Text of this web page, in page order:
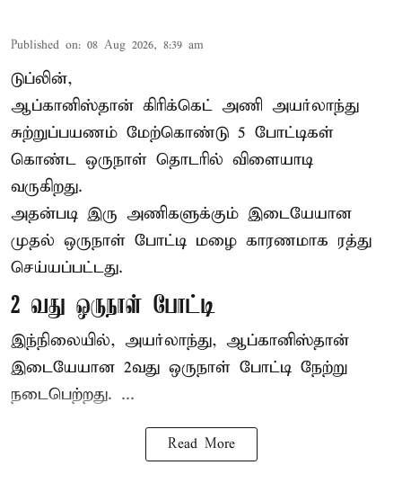
Published on: 08 Aug 2026, 8:39 am
டுப்லின்,
ஆப்கானிஸ்தான் கிரிக்கெட் அணி அயர்லாந்து
சுற்றுப்பயணம் மேற்கொண்டு 5 போட்டிகள்
கொண்ட ஒருநாள் தொடரில் விளையாடி
வருகிறது.
அதன்படி இரு அணிகளுக்கும் இடையேயான
முதல் ஒருநாள் போட்டி மழை காரணமாக ரத்து
செய்யப்பட்டது.
2 வது ஒருநாள் போட்டி
இந்நிலையில், அயர்லாந்து, ஆப்கானிஸ்தான்
இடையேயான 2வது ஒருநாள் போட்டி நேற்று
நடைபெற்றது. ...
Read More